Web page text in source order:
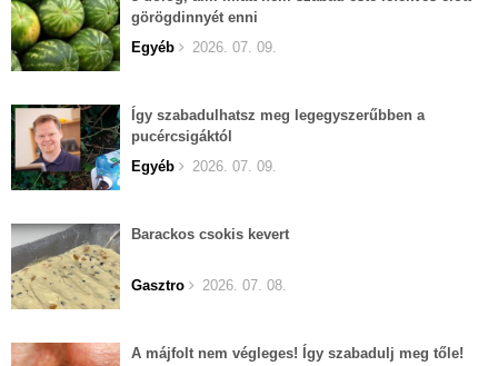
görögdinnyét enni
Egyéb
2026. 07. 09.
Így szabadulhatsz meg legegyszerűbben a
pucércsigáktól
Egyéb
2026. 07. 09.
Barackos csokis kevert
Gasztro 2026. 07. 08.
A májfolt nem végleges! Így szabadulj meg tőle!